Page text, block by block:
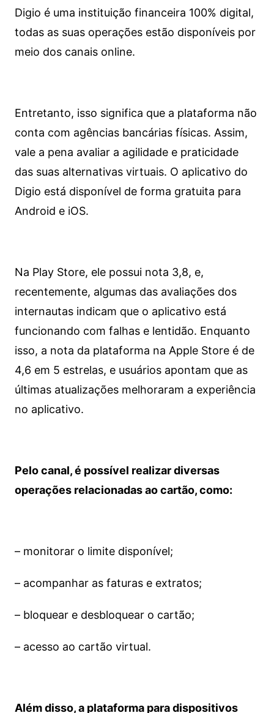
Digio é uma instituição financeira 100% digital,
todas as suas operações estão disponíveis por
meio dos canais online.
Entretanto, isso significa que a plataforma não
conta com agências bancárias físicas. Assim,
vale a pena avaliar a agilidade e praticidade
das suas alternativas virtuais. O aplicativo do
Digio está disponível de forma gratuita para
Android e iOS.
Na Play Store, ele possui nota 3,8, e,
recentemente, algumas das avaliações dos
internautas indicam que o aplicativo está
funcionando com falhas e lentidão. Enquanto
isso, a nota da plataforma na Apple Store é de
4,6 em 5 estrelas, e usuários apontam que as
últimas atualizações melhoraram a experiência
no aplicativo.
Pelo canal, é possível realizar diversas
operações relacionadas ao cartão, como:
– monitorar o limite disponível;
– acompanhar as faturas e extratos;
– bloquear e desbloquear o cartão;
– acesso ao cartão virtual.
Além disso, a plataforma para dispositivos